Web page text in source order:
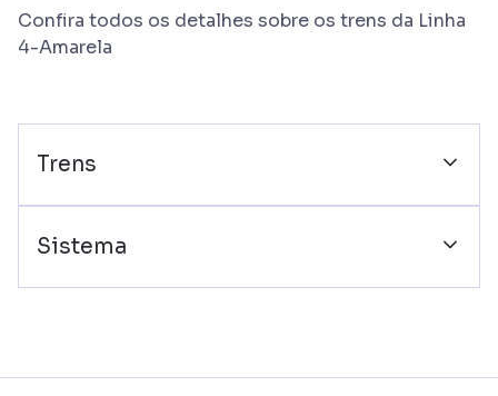
Confira todos os detalhes sobre os trens da Linha
4-Amarela
Trens
Sistema